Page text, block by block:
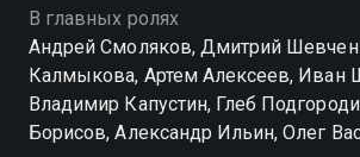
В главных ролях
Андрей Смоляков, Дмитрий
Калмыкова, Артем Алексеев, Иван
Владимир Капустин, Глеб
Борисов, Александр Ильин, Олег